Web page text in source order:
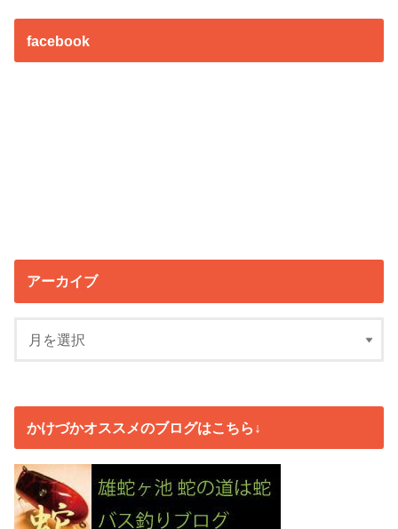
facebook
アーカイブ
かけづかオススメのブログはこちら↓